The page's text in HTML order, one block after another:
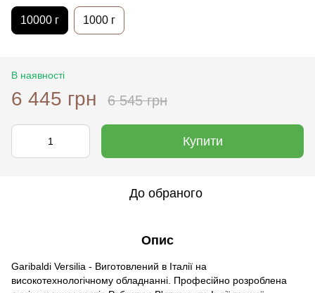
10000 г 1000 г
В наявності
6 445 грн 6 545 грн
Купити
До обраного
Опис
Garibaldi Versilia - Виготовлений в Італії на
високотехнологічному обладнанні. Професійно розроблена